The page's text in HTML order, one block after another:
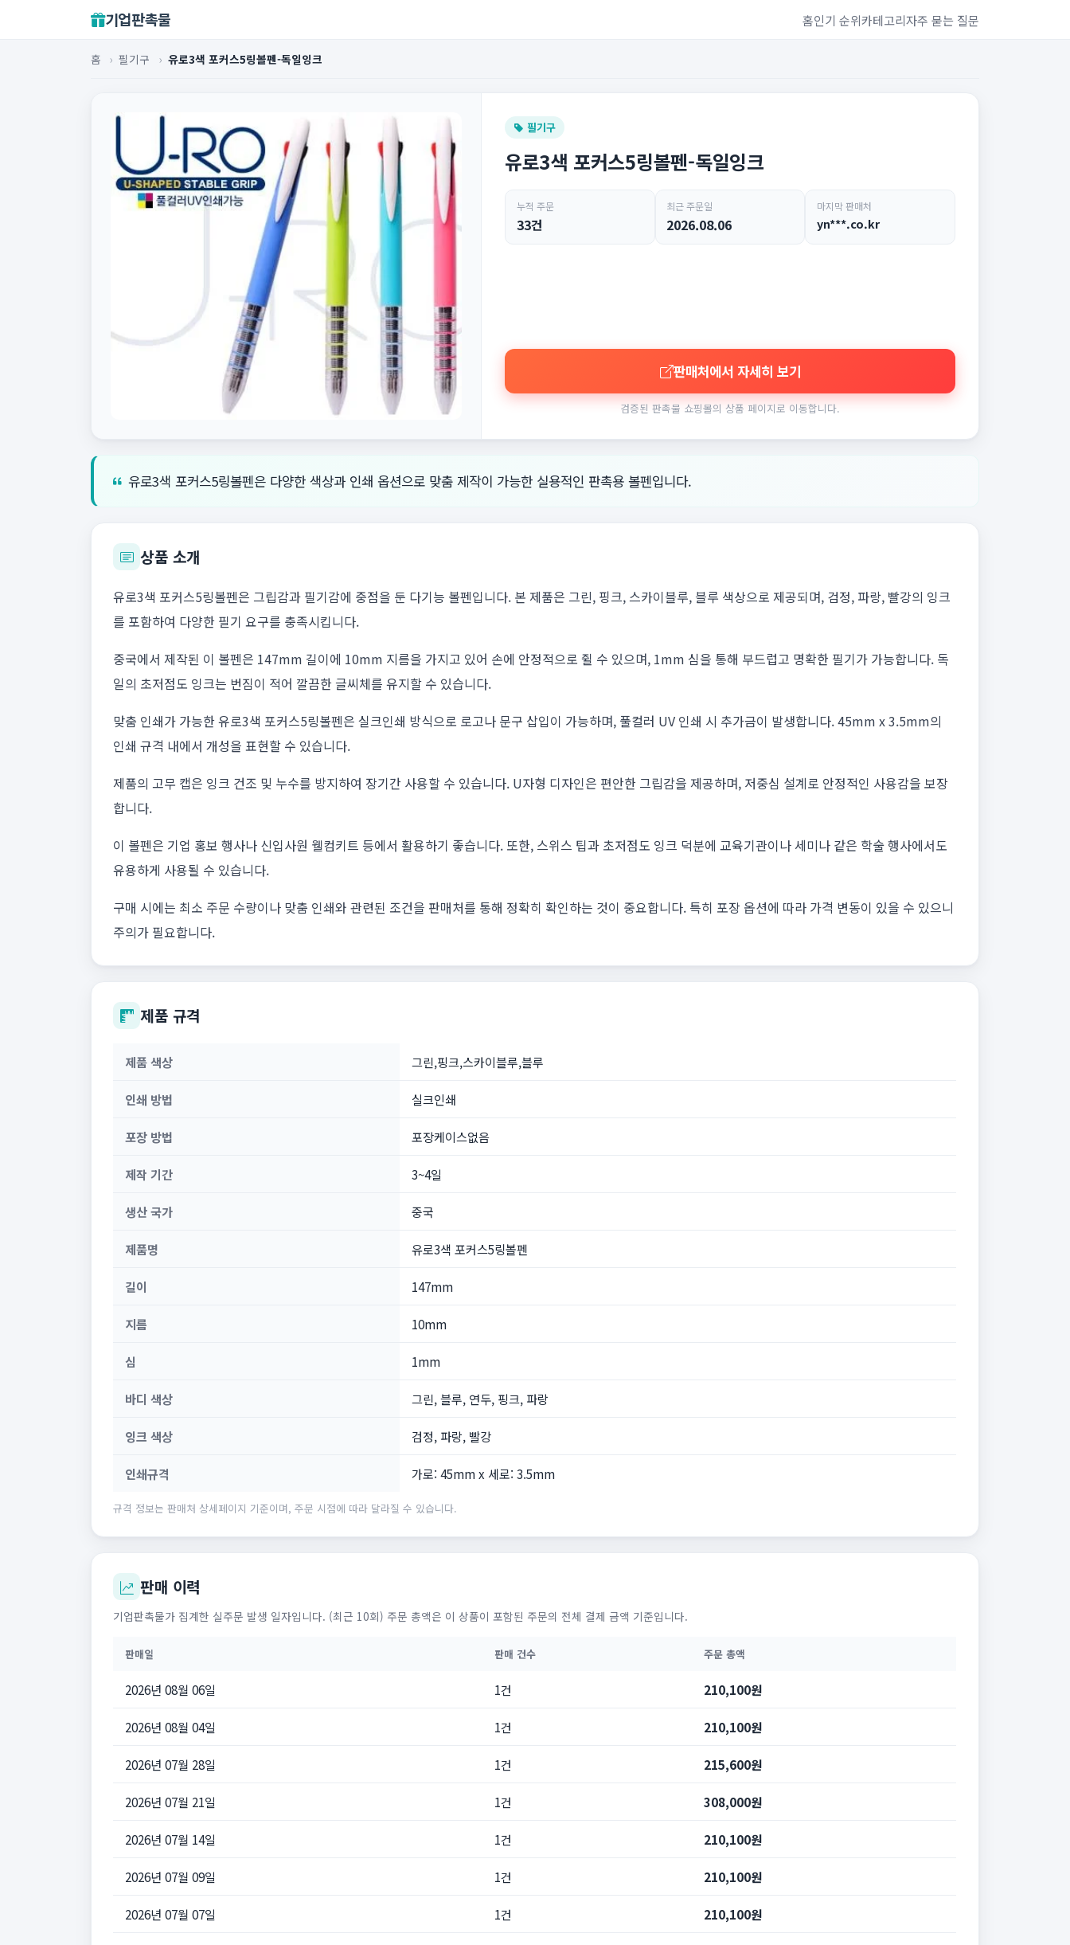
기업판촉물 홈인기 순위카테고리자주 묻는 질문
홈 › 필기구 › 유로3색 포커스5링볼펜-독일잉크
필기구
유로3색 포커스5링볼펜-독일잉크
누적 주문
33건
최근 주문일
2026.08.06
마지막 판매처
yn***.co.kr
판매처에서 자세히 보기
검증된 판촉물 쇼핑몰의 상품 페이지로 이동합니다.
유로3색 포커스5링볼펜은 다양한 색상과 인쇄 옵션으로 맞춤 제작이 가능한 실용적인 판촉용 볼펜입니다.
상품 소개
유로3색 포커스5링볼펜은 그립감과 필기감에 중점을 둔 다기능 볼펜입니다. 본 제품은 그린, 핑크, 스카이블루, 블루 색상으로 제공되며, 검정, 파랑, 빨강의 잉크
를 포함하여 다양한 필기 요구를 충족시킵니다.
중국에서 제작된 이 볼펜은 147mm 길이에 10mm 지름을 가지고 있어 손에 안정적으로 쥘 수 있으며, 1mm 심을 통해 부드럽고 명확한 필기가 가능합니다. 독
일의 초저점도 잉크는 번짐이 적어 깔끔한 글씨체를 유지할 수 있습니다.
맞춤 인쇄가 가능한 유로3색 포커스5링볼펜은 실크인쇄 방식으로 로고나 문구 삽입이 가능하며, 풀컬러 UV 인쇄 시 추가금이 발생합니다. 45mm x 3.5mm의
인쇄 규격 내에서 개성을 표현할 수 있습니다.
제품의 고무 캡은 잉크 건조 및 누수를 방지하여 장기간 사용할 수 있습니다. U자형 디자인은 편안한 그립감을 제공하며, 저중심 설계로 안정적인 사용감을 보장
합니다.
이 볼펜은 기업 홍보 행사나 신입사원 웰컴키트 등에서 활용하기 좋습니다. 또한, 스위스 팁과 초저점도 잉크 덕분에 교육기관이나 세미나 같은 학술 행사에서도
유용하게 사용될 수 있습니다.
구매 시에는 최소 주문 수량이나 맞춤 인쇄와 관련된 조건을 판매처를 통해 정확히 확인하는 것이 중요합니다. 특히 포장 옵션에 따라 가격 변동이 있을 수 있으니
주의가 필요합니다.
제품 규격
제품 색상 그린,핑크,스카이블루,블루
인쇄 방법 실크인쇄
포장 방법 포장케이스없음
제작 기간 3~4일
생산 국가 중국
제품명 유로3색 포커스5링볼펜
길이 147mm
지름 10mm
심 1mm
바디 색상 그린, 블루, 연두, 핑크, 파랑
잉크 색상 검정, 파랑, 빨강
인쇄규격 가로: 45mm x 세로: 3.5mm
규격 정보는 판매처 상세페이지 기준이며, 주문 시점에 따라 달라질 수 있습니다.
판매 이력
기업판촉물가 집계한 실주문 발생 일자입니다. (최근 10회) 주문 총액은 이 상품이 포함된 주문의 전체 결제 금액 기준입니다.
판매일 판매 건수 주문 총액
2026년 08월 06일 1건 210,100원
2026년 08월 04일 1건 210,100원
2026년 07월 28일 1건 215,600원
2026년 07월 21일 1건 308,000원
2026년 07월 14일 1건 210,100원
2026년 07월 09일 1건 210,100원
2026년 07월 07일 1건 210,100원